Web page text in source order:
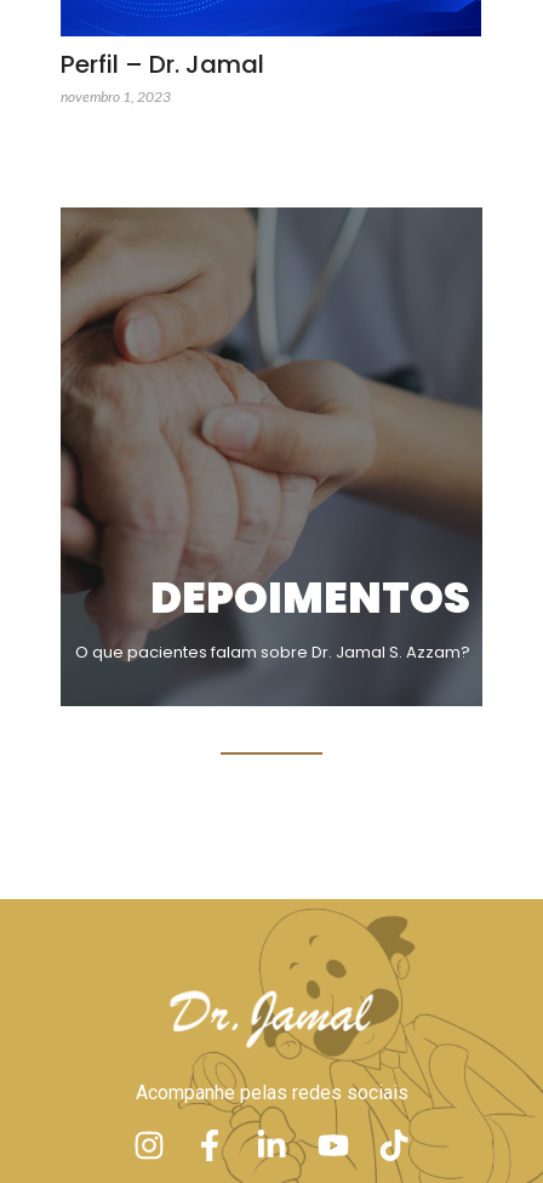
Perfil – Dr. Jamal
novembro 1, 2023
DEPOIMENTOS
O que pacientes falam sobre Dr. Jamal S. Azzam?
Acompanhe pelas redes sociais